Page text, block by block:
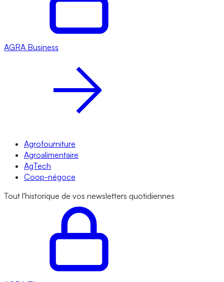
AGRA Business
Agrofourniture
Agroalimentaire
AgTech
Coop-négoce
Tout l'historique de vos newsletters quotidiennes